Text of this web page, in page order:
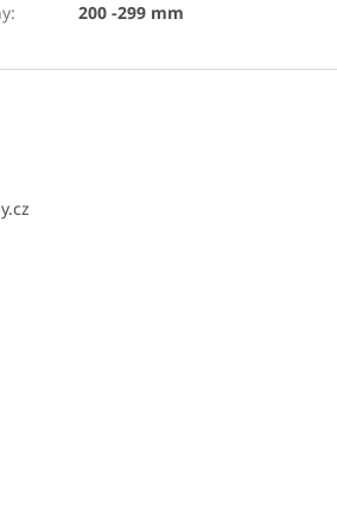
: 200 -299 mm